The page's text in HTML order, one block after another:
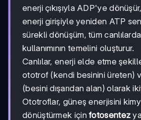
enerji çıkışıyla ADP'ye
enerji girişiyle yeniden ATP
sürekli dönüşüm, tüm
kullanımının temelini oluşturur.
Canlılar, enerji elde etme
ototrof (kendi besinini üreten)
(besini dışarıdan alan) olarak
Ototroflar, güneş enerjisini
dönüştürmek içinfotosentez